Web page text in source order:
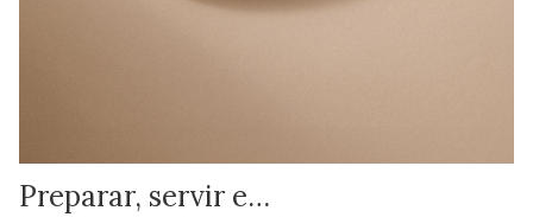
Preparar, servir e…